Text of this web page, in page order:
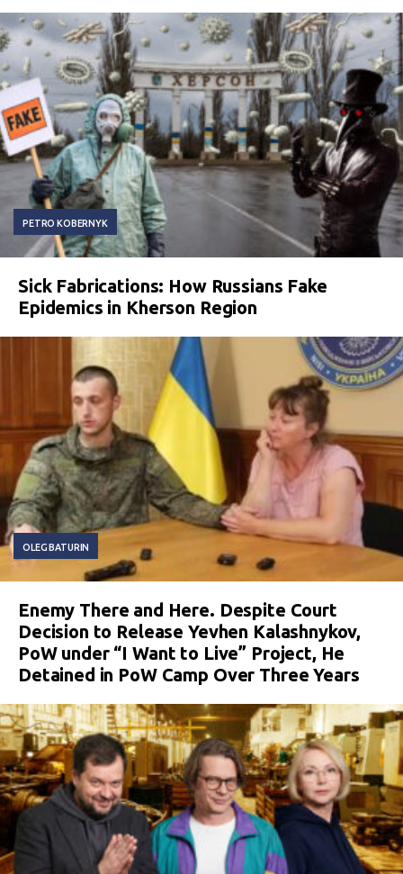
PETRO KOBERNYK
Sick Fabrications: How Russians Fake
Epidemics in Kherson Region
OLEG BATURIN
Enemy There and Here. Despite Court
Decision to Release Yevhen Kalashnykov,
PoW under “I Want to Live” Project, He
Detained in PoW Camp Over Three Years